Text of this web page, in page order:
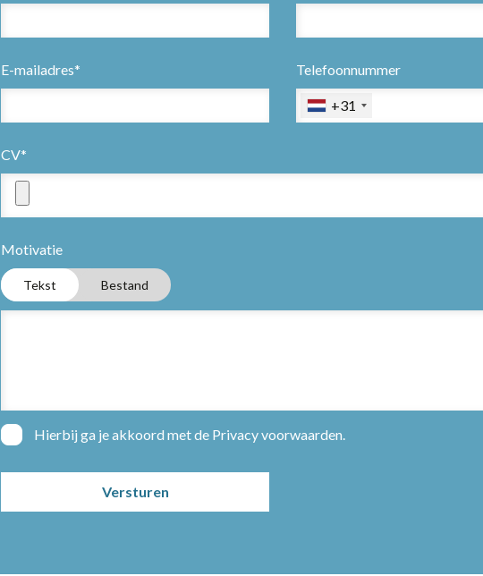
E-mailadres* Telefoonnummer
+31
CV*
Motivatie
Tekst Bestand
Hierbij ga je akkoord met de Privacy voorwaarden.